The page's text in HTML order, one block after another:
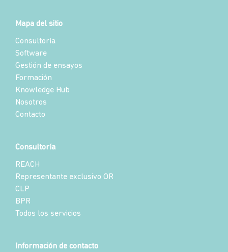
Mapa del sitio
Consultoría
Software
Gestión de ensayos
Formación
Knowledge Hub
Nosotros
Contacto
Consultoría
REACH
Representante exclusivo OR
CLP
BPR
Todos los servicios
Información de contacto